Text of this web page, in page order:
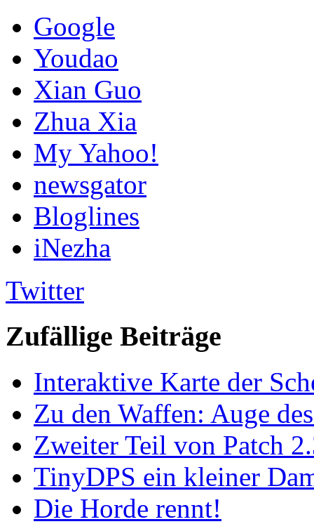
Google
Youdao
Xian Guo
Zhua Xia
My Yahoo!
newsgator
Bloglines
iNezha
Twitter
Zufällige Beiträge
Interaktive Karte der
Zu den Waffen: Auge
Zweiter Teil von Patch
TinyDPS ein kleiner
Die Horde rennt!